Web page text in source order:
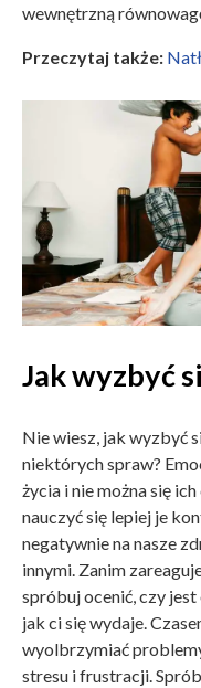
wewnętrzną
Przeczytaj także:
Jak wyzbyć
Nie wiesz, jak wyzbyć
niektórych spraw?
życia i nie można się
nauczyć się lepiej je
negatywnie na nasze
innymi. Zanim
spróbuj ocenić, czy
jak ci się wydaje.
wyolbrzymiać
stresu i frustracji.